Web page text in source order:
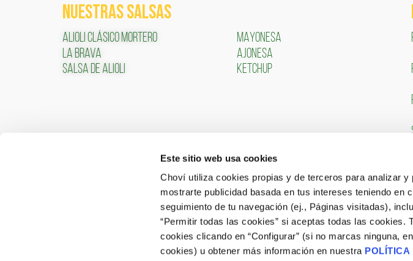
Este sitio web usa cookies
Choví utiliza cookies propias y de terceros para analizar
mostrarte publicidad basada en tus intereses teniendo en
seguimiento de tu navegación (ej., Páginas visitadas),
“Permitir todas las cookies” si aceptas todas las cookies.
cookies clicando en “Configurar” (si no marcas ninguna,
cookies) u obtener más información en nuestra POLÍTICA
NUESTRAS SALSAS
ALIOLI CLÁSICO MORTERO
LA BRAVA
SALSA DE ALIOLI
MAYONESA
AJONESA
KETCHUP
Atención al Consumidor: 902 566 522
ÁREA CLIENTES
ACCEDER